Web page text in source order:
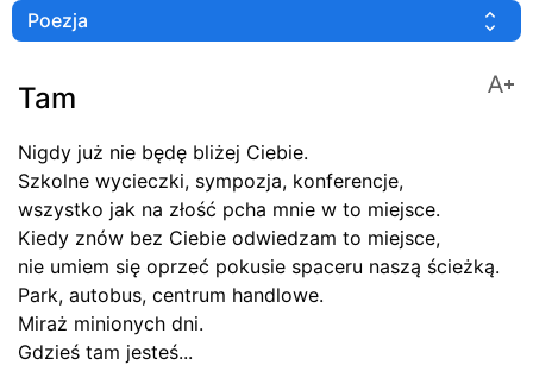
Tam
Nigdy już nie będę bliżej Ciebie.
Szkolne wycieczki, sympozja, konferencje,
wszystko jak na złość pcha mnie w to miejsce.
Kiedy znów bez Ciebie odwiedzam to miejsce,
nie umiem się oprzeć pokusie spaceru naszą ścieżką.
Park, autobus, centrum handlowe.
Miraż minionych dni.
Gdzieś tam jesteś...